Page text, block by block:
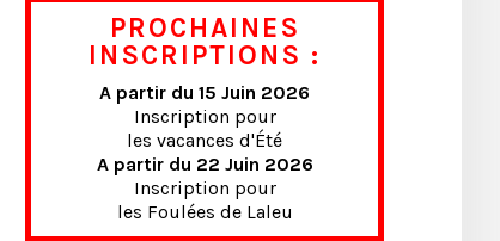
PROCHAINES
INSCRIPTIONS :
A partir du 15 Juin 2026
Inscription pour
les vacances d'Été
A partir du 22 Juin 2026
Inscription pour
les Foulées de Laleu